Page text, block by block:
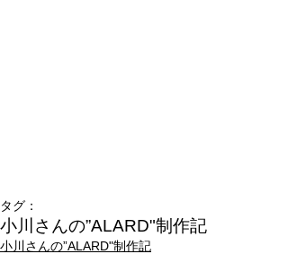
タグ：
小川さんの”ALARD"制作記
小川さんの”ALARD"制作記